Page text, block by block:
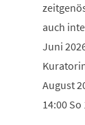
auch
Juni
August
14:00 So